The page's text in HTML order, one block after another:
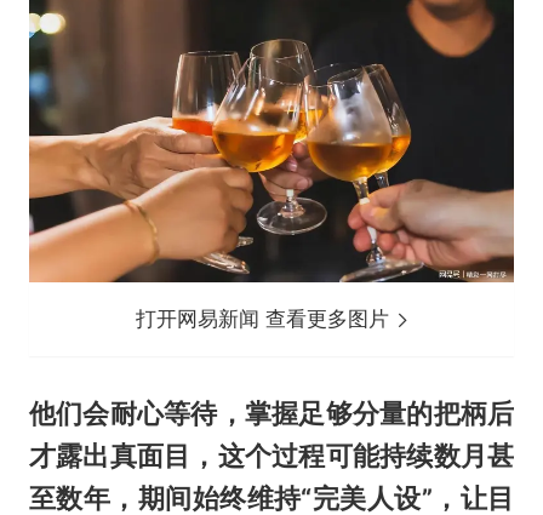
打开网易新闻 查看更多图片
他们会耐心等待，掌握足够分量的把柄后
才露出真面目，这个过程可能持续数月甚
至数年，期间始终维持“完美人设”，让目